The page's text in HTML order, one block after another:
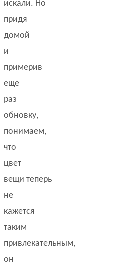
искали. Но
придя
домой
и
примерив
еще
раз
обновку,
понимаем,
что
цвет
вещи теперь
не
кажется
таким
привлекательным,
он